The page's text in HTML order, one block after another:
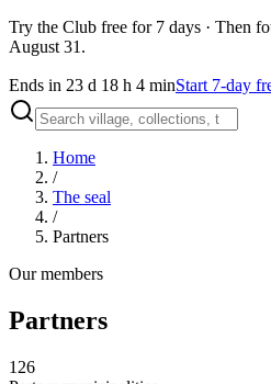
Try the Club free for 7 days · Then
August 31.
Ends in 23 d 18 h 4 minStart 7-day
Home
/
The seal
/
Partners
Our members
Partners
126